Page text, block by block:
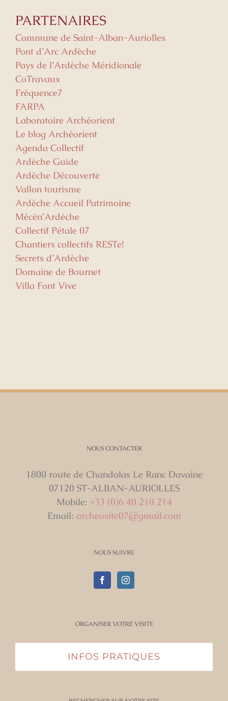
PARTENAIRES
Commune de Saint-Alban-Auriolles
Pont d’Arc Ardèche
Pays de l’Ardèche Méridionale
CoTravaux
Fréquence7
FARPA
Laboratoire Archéorient
Le blog Archéorient
Agenda Collectif
Ardèche Guide
Ardèche Découverte
Vallon tourisme
Ardèche Accueil Patrimoine
Mécèn’Ardèche
Collectif Pétale 07
Chantiers collectifs RESTe!
Secrets d’Ardèche
Domaine de Bournet
Villa Font Vive
NOUS CONTACTER
1800 route de Chandolas Le Ranc Davaine
07120 ST-ALBAN-AURIOLLES
Mobile: +33 (0)6 40 210 214
Email: archeosite07@gmail.com
NOUS SUIVRE
ORGANISER VOTRE VISITE
INFOS PRATIQUES